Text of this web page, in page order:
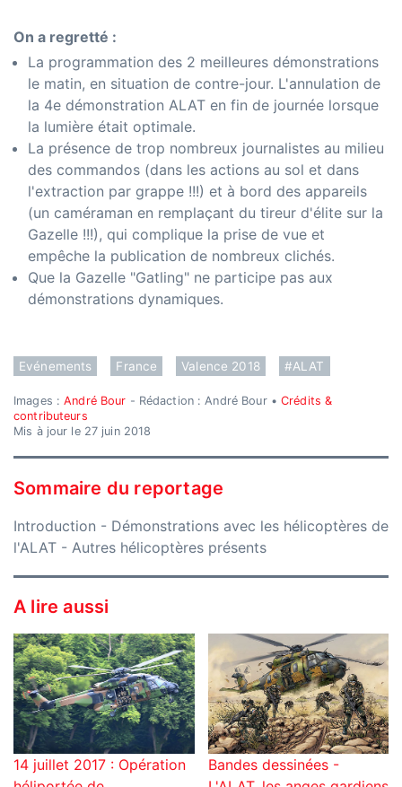
On a regretté :
La programmation des 2 meilleures démonstrations
le matin, en situation de contre-jour. L'annulation de
la 4e démonstration ALAT en fin de journée lorsque
la lumière était optimale.
La présence de trop nombreux journalistes au milieu
des commandos (dans les actions au sol et dans
l'extraction par grappe !!!) et à bord des appareils
(un caméraman en remplaçant du tireur d'élite sur la
Gazelle !!!), qui complique la prise de vue et
empêche la publication de nombreux clichés.
Que la Gazelle "Gatling" ne participe pas aux
démonstrations dynamiques.
Evénements France Valence 2018 #ALAT
Images :André Bour - Rédaction : André Bour •Crédits &
contributeurs
Mis à jour le 27 juin 2018
Sommaire du reportage
Introduction - Démonstrations avec les hélicoptères de
l'ALAT - Autres hélicoptères présents
A lire aussi
14 juillet 2017 : Opération
Bandes dessinées -